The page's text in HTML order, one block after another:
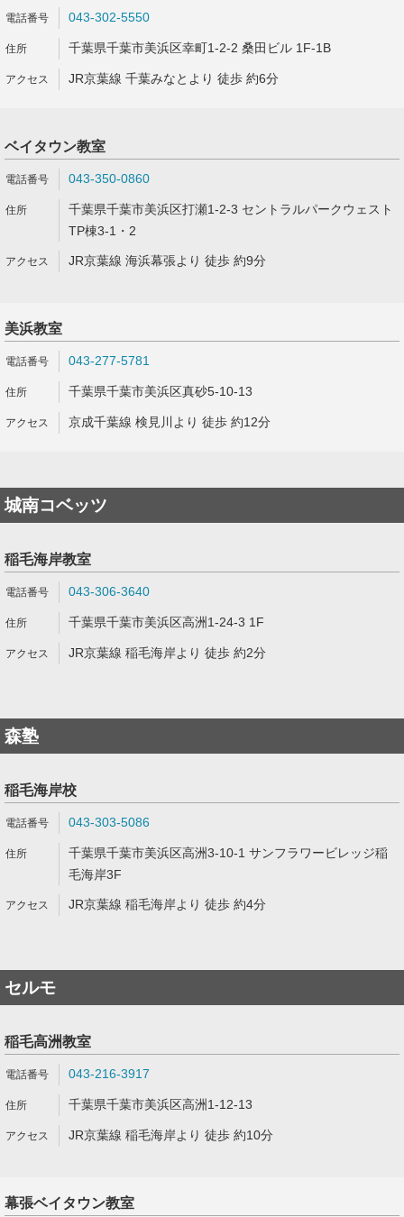
043-302-5550
千葉県千葉市美浜区幸町1-2-2 桑田ビル 1F-1B
JR京葉線 千葉みなとより 徒歩 約6分
ベイタウン教室
043-350-0860
千葉県千葉市美浜区打瀬1-2-3 セントラルパークウェスト
TP棟3-1・2
JR京葉線 海浜幕張より 徒歩 約9分
美浜教室
043-277-5781
千葉県千葉市美浜区真砂5-10-13
京成千葉線 検見川より 徒歩 約12分
城南コベッツ
稲毛海岸教室
043-306-3640
千葉県千葉市美浜区高洲1-24-3 1F
JR京葉線 稲毛海岸より 徒歩 約2分
森塾
稲毛海岸校
043-303-5086
千葉県千葉市美浜区高洲3-10-1 サンフラワービレッジ稲
毛海岸3F
JR京葉線 稲毛海岸より 徒歩 約4分
セルモ
稲毛高洲教室
043-216-3917
千葉県千葉市美浜区高洲1-12-13
JR京葉線 稲毛海岸より 徒歩 約10分
幕張ベイタウン教室